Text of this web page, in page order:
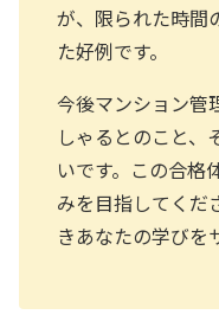
が、限られた時間
た好例です。
今後マンション管
しゃるとのこと、
いです。この合格
みを目指してくだ
きあなたの学びを